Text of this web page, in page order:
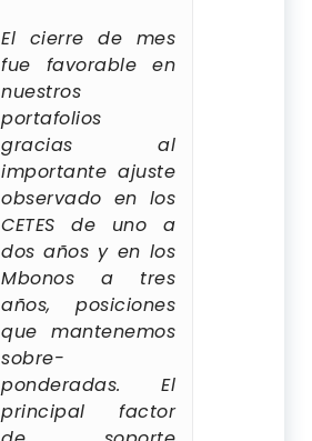
El cierre de mes
fue favorable en
nuestros
portafolios
gracias al
importante ajuste
observado en los
CETES de uno a
dos años y en los
Mbonos a tres
años, posiciones
que mantenemos
sobre-
ponderadas. El
principal factor